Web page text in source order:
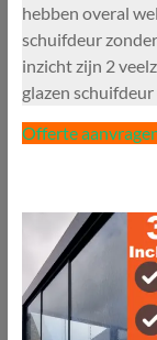
hebben overal
schuifdeur
inzicht zijn 2
glazen
Offerte